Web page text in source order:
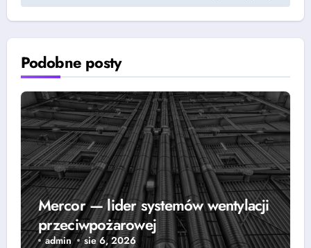
Podobne posty
Mercor — lider systemów wentylacji
przeciwpożarowej
admin sie 6, 2026